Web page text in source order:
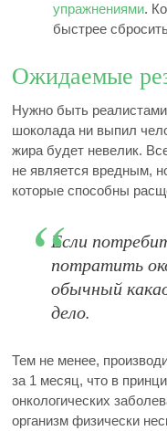
упражнениями.
быстрее
Ожидаемые
Нужно быть
шоколада ни выпил
жира будет невелик.
не является вредным,
которые способны
Если
потратить
обычный
дело.
Тем не менее,
за 1 месяц, что в
онкологических
организм физически